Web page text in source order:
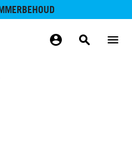
gaan